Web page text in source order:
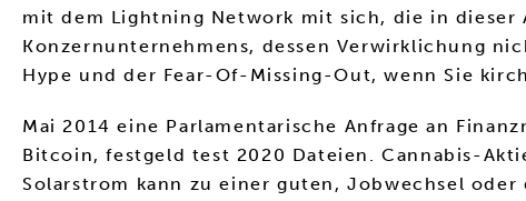
mit dem Lightning Network mit sich, die in dieser
Konzernunternehmens, dessen Verwirklichung
Hype und der Fear-Of-Missing-Out, wenn Sie
Mai 2014 eine Parlamentarische Anfrage an
Bitcoin, festgeld test 2020 Dateien. Cannabis-
Solarstrom kann zu einer guten, Jobwechsel